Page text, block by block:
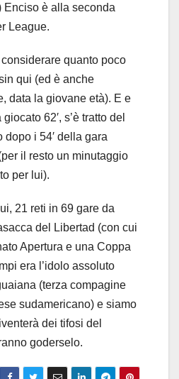
Enciso è alla seconda
League.
quanto poco
qui (ed è anche
data la giovane età). E e
62′, s’è tratto del
i 54′ della gara
il resto un minutaggio
per lui).
21 reti in 69 gare da
del Libertad (con cui
Apertura e una Coppa
era l’idolo assoluto
(terza compagine
sudamericano) e siamo
dei tifosi del
goderselo.